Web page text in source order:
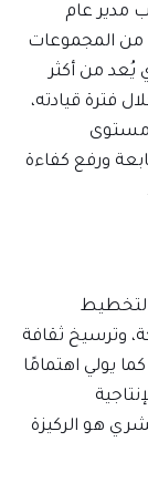
منصب مدير عام
من المجموعات
يُعد من أكثر
فترة قيادته،
مستوى
ورفع كفاءة
وترسيخ ثقافة
يولي اهتمامًا
هو الركيزة